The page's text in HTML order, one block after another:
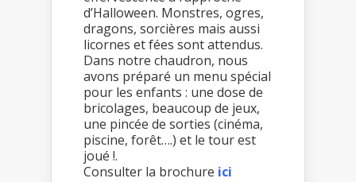
d’Halloween. Monstres, ogres,
dragons, sorcières mais aussi
licornes et fées sont attendus.
Dans notre chaudron, nous
avons préparé un menu spécial
pour les enfants : une dose de
bricolages, beaucoup de jeux,
une pincée de sorties (cinéma,
piscine, forêt….) et le tour est
joué !.
Consulter la brochure ici